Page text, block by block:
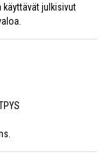
käyttävät julkisivut